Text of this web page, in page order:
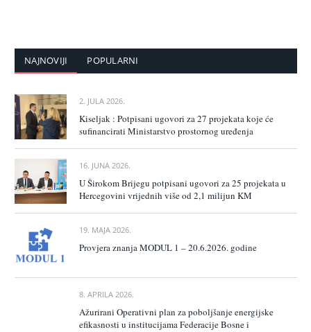
NAJNOVIJI POPULARNI
2. JULA 2026.
Kiseljak : Potpisani ugovori za 27 projekata koje će
sufinancirati Ministarstvo prostornog uređenja
16. JUNA 2026.
U Širokom Brijegu potpisani ugovori za 25 projekata u
Hercegovini vrijednih više od 2,1 milijun KM
19. MAJA 2026.
Provjera znanja MODUL 1 – 20.6.2026. godine
8. APRILA 2026.
Ažurirani Operativni plan za poboljšanje energijske
efikasnosti u institucijama Federacije Bosne i